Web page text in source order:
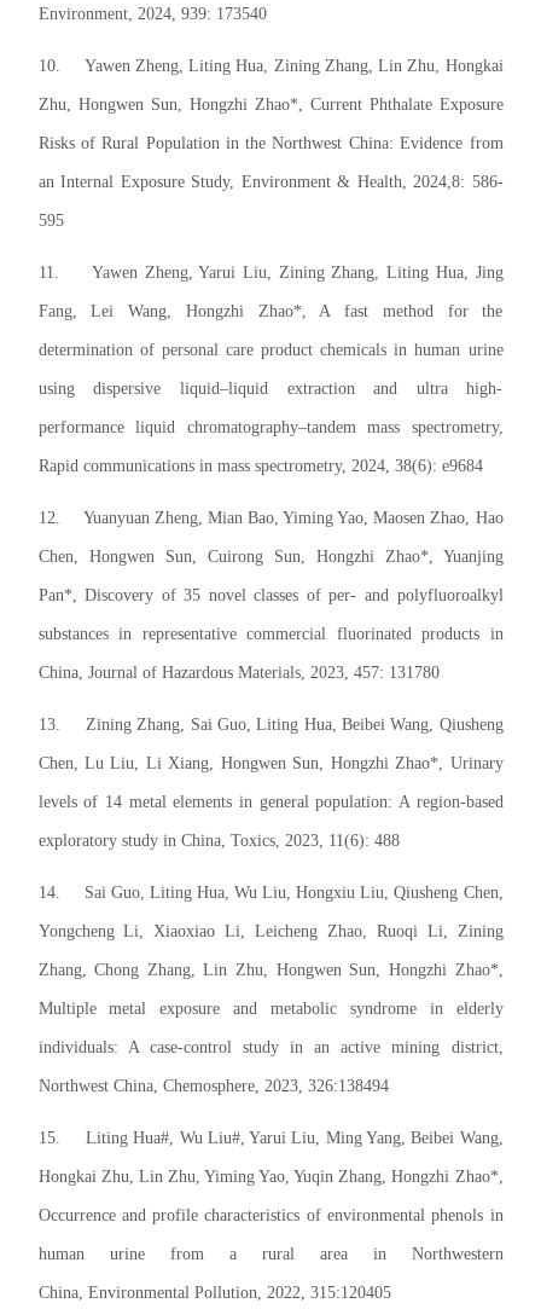
Environment, 2024, 939: 173540
10. Yawen Zheng, Liting Hua, Zining Zhang, Lin Zhu, Hongkai
Zhu, Hongwen Sun, Hongzhi Zhao*, Current Phthalate Exposure
Risks of Rural Population in the Northwest China: Evidence from
an Internal Exposure Study, Environment & Health, 2024,8: 586-
595
11. Yawen Zheng, Yarui Liu, Zining Zhang, Liting Hua, Jing
Fang, Lei Wang, Hongzhi Zhao*, A fast method for the
determination of personal care product chemicals in human urine
using dispersive liquid–liquid extraction and ultra high-
performance liquid chromatography–tandem mass spectrometry,
Rapid communications in mass spectrometry, 2024, 38(6): e9684
12. Yuanyuan Zheng, Mian Bao, Yiming Yao, Maosen Zhao, Hao
Chen, Hongwen Sun, Cuirong Sun, Hongzhi Zhao*, Yuanjing
Pan*, Discovery of 35 novel classes of per- and polyfluoroalkyl
substances in representative commercial fluorinated products in
China, Journal of Hazardous Materials, 2023, 457: 131780
13.Zining Zhang, Sai Guo, Liting Hua, Beibei Wang, Qiusheng
Chen, Lu Liu, Li Xiang, Hongwen Sun, Hongzhi Zhao*, Urinary
levels of 14 metal elements in general population: A region-based
exploratory study in China, Toxics, 2023, 11(6): 488
14. Sai Guo, Liting Hua, Wu Liu, Hongxiu Liu, Qiusheng Chen,
Yongcheng Li, Xiaoxiao Li, Leicheng Zhao, Ruoqi Li, Zining
Zhang, Chong Zhang, Lin Zhu, Hongwen Sun, Hongzhi Zhao*,
Multiple metal exposure and metabolic syndrome in elderly
individuals: A case-control study in an active mining district,
Northwest China, Chemosphere, 2023, 326:138494
15. Liting Hua#, Wu Liu#, Yarui Liu, Ming Yang, Beibei Wang,
Hongkai Zhu, Lin Zhu, Yiming Yao, Yuqin Zhang, Hongzhi Zhao*,
Occurrence and profile characteristics of environmental phenols in
human urine from a rural area in Northwestern
China, Environmental Pollution, 2022, 315:120405